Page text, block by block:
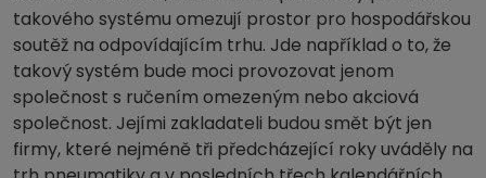
takového systému omezují prostor pro hospodářskou
soutěž na odpovídajícím trhu. Jde například o to, že
takový systém bude moci provozovat jenom
společnost s ručením omezeným nebo akciová
společnost. Jejími zakladateli budou smět být jen
firmy, které nejméně tři předcházející roky uváděly na